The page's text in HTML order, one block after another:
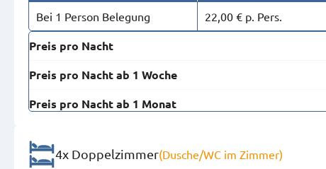
Bei 1 Person Belegung 22,00 € p. Pers.
Preis pro Nacht
Preis pro Nacht ab 1 Woche
Preis pro Nacht ab 1 Monat
4x Doppelzimmer(Dusche/WC im Zimmer)